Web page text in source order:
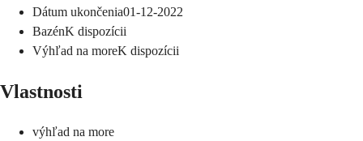
Dátum ukončenia01-12-2022
BazénK dispozícii
Výhľad na moreK dispozícii
Vlastnosti
výhľad na more